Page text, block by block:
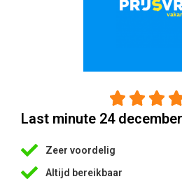
  
Last minute 24
Zeer voordelig
Altijd bereikbaar